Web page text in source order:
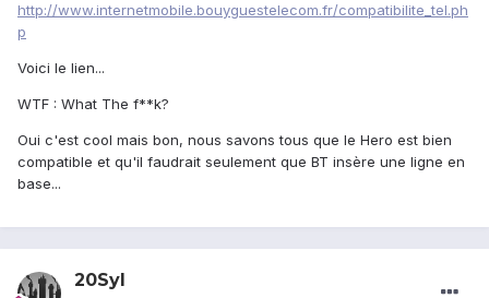
http://www.internetmobile.bouyguestelecom.fr/compatibilite_tel.ph
p
Voici le lien...
WTF : What The f**k?
Oui c'est cool mais bon, nous savons tous que le Hero est bien
compatible et qu'il faudrait seulement que BT insère une ligne en
base...
20Syl